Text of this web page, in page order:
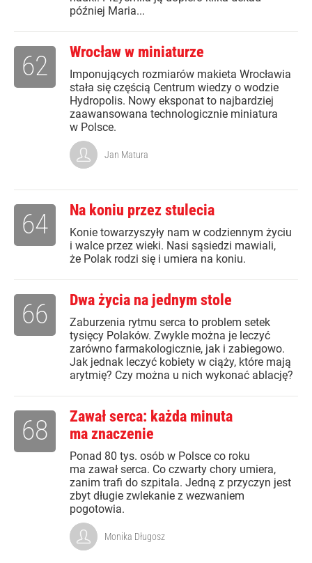
później Maria...
Wrocław w miniaturze
Imponujących rozmiarów makieta Wrocławia
stała się częścią Centrum wiedzy o wodzie
Hydropolis. Nowy eksponat to najbardziej
zaawansowana technologicznie miniatura
w Polsce.
62
Jan Matura
Na koniu przez stulecia
Konie towarzyszyły nam w codziennym życiu
i walce przez wieki. Nasi sąsiedzi mawiali,
że Polak rodzi się i umiera na koniu.
64
Dwa życia na jednym stole
Zaburzenia rytmu serca to problem setek
tysięcy Polaków. Zwykle można je leczyć
zarówno farmakologicznie, jak i zabiegowo.
Jak jednak leczyć kobiety w ciąży, które mają
arytmię? Czy można u nich wykonać ablację?
66
Zawał serca: każda minuta
ma znaczenie
Ponad 80 tys. osób w Polsce co roku
ma zawał serca. Co czwarty chory umiera,
zanim trafi do szpitala. Jedną z przyczyn jest
zbyt długie zwlekanie z wezwaniem
pogotowia.
68
Monika Długosz